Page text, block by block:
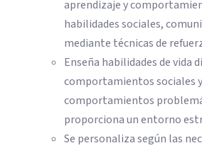
aprendizaje y
habilidades sociales,
mediante técnicas de
Enseña habilidades de vida
comportamientos sociales
comportamientos
proporciona un entorno
Se personaliza según las